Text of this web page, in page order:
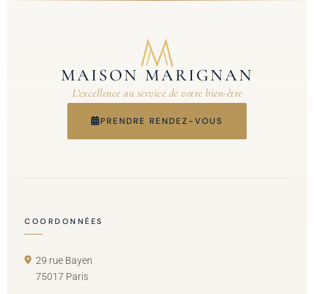
MAISON MARIGNAN
L'excellence au service de votre bien-être
PRENDRE RENDEZ-VOUS
COORDONNÉES
29 rue Bayen
75017 Paris